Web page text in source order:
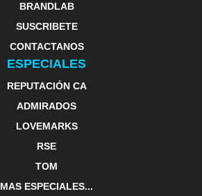
BRANDLAB
SUSCRIBETE
CONTACTANOS
ESPECIALES
REPUTACIÓN CA
ADMIRADOS
LOVEMARKS
RSE
TOM
MAS ESPECIALES...